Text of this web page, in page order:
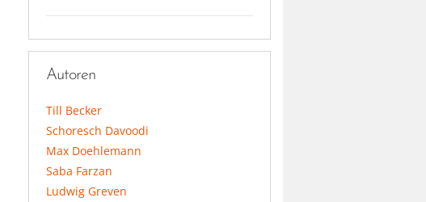
Autoren
Till Becker
Schoresch Davoodi
Max Doehlemann
Saba Farzan
Ludwig Greven